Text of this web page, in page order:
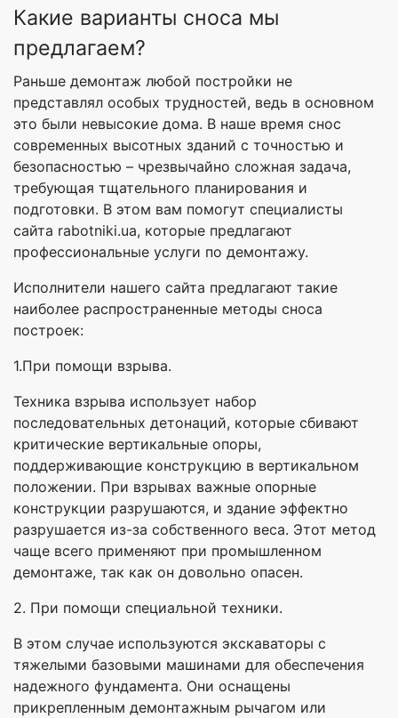
Какие варианты сноса мы
предлагаем?
Раньше демонтаж любой постройки не
представлял особых трудностей, ведь в основном
это были невысокие дома. В наше время снос
современных высотных зданий с точностью и
безопасностью – чрезвычайно сложная задача,
требующая тщательного планирования и
подготовки. В этом вам помогут специалисты
сайта rabotniki.ua, которые предлагают
профессиональные услуги по демонтажу.
Исполнители нашего сайта предлагают такие
наиболее распространенные методы сноса
построек:
1.При помощи взрыва.
Техника взрыва использует набор
последовательных детонаций, которые сбивают
критические вертикальные опоры,
поддерживающие конструкцию в вертикальном
положении. При взрывах важные опорные
конструкции разрушаются, и здание эффектно
разрушается из-за собственного веса. Этот метод
чаще всего применяют при промышленном
демонтаже, так как он довольно опасен.
2. При помощи специальной техники.
В этом случае используются экскаваторы с
тяжелыми базовыми машинами для обеспечения
надежного фундамента. Они оснащены
прикрепленным демонтажным рычагом или